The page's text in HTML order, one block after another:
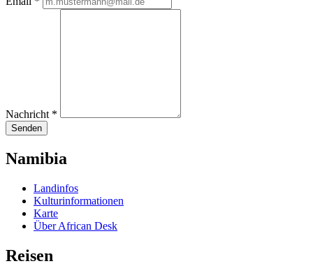
Nachricht *
Senden
Namibia
Landinfos
Kulturinformationen
Karte
Über African Desk
Reisen